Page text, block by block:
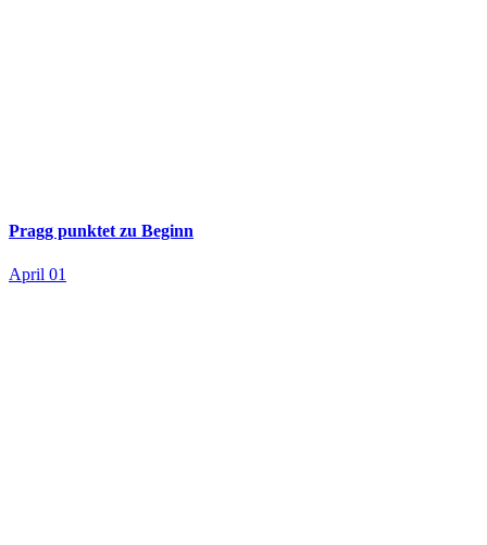
Pragg punktet zu Beginn
April 01